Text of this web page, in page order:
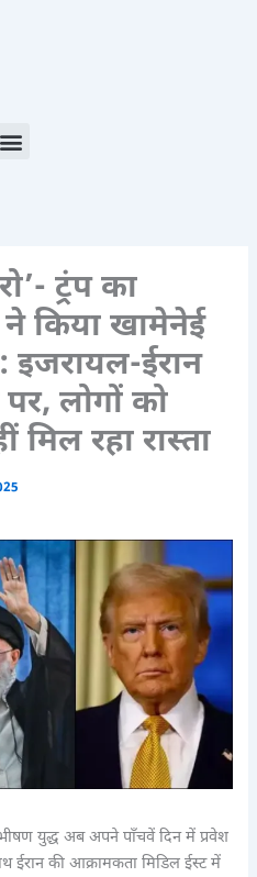
Menu
ट्रंप का
किया खामेनेई
ईरान
लोगों को
रहा रास्ता
युद्ध अब अपने पाँचवें दिन में प्रवेश
की आक्रामकता मिडिल ईस्ट में